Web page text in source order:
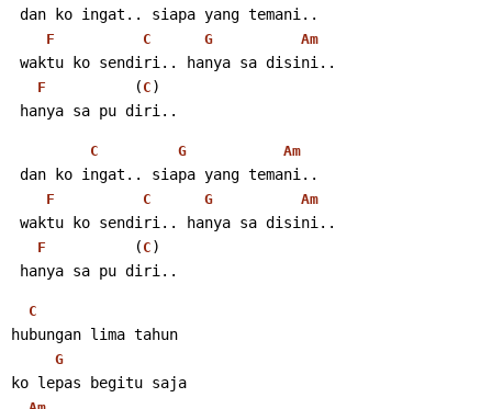
dan ko ingat.. siapa yang temani..
F C G Am
waktu ko sendiri.. hanya sa disini..
F
          (
C )
hanya sa pu diri..
C G Am
dan ko ingat.. siapa yang temani..
F C G Am
waktu ko sendiri.. hanya sa disini..
F
          (
C )
hanya sa pu diri..
C
hubungan lima tahun
G
ko lepas begitu saja